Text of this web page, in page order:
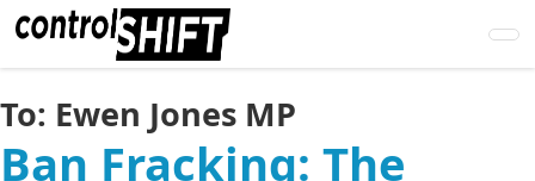
Skip
to
main
content
To: Ewen Jones MP
Ban Fracking: The